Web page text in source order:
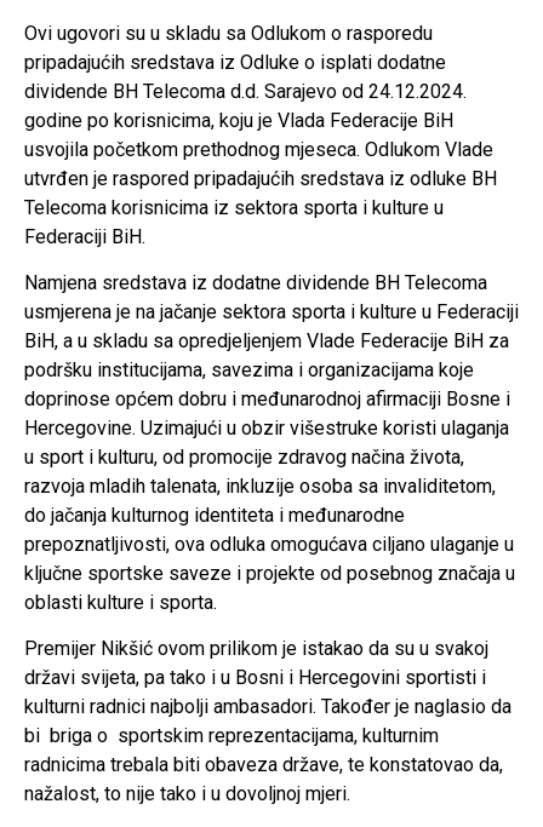
Ovi ugovori su u skladu sa Odlukom o rasporedu
pripadajućih sredstava iz Odluke o isplati dodatne
dividende BH Telecoma d.d. Sarajevo od 24.12.2024.
godine po korisnicima, koju je Vlada Federacije BiH
usvojila početkom prethodnog mjeseca. Odlukom Vlade
utvrđen je raspored pripadajućih sredstava iz odluke BH
Telecoma korisnicima iz sektora sporta i kulture u
Federaciji BiH.
Namjena sredstava iz dodatne dividende BH Telecoma
usmjerena je na jačanje sektora sporta i kulture u Federaciji
BiH, a u skladu sa opredjeljenjem Vlade Federacije BiH za
podršku institucijama, savezima i organizacijama koje
doprinose općem dobru i međunarodnoj afirmaciji Bosne i
Hercegovine. Uzimajući u obzir višestruke koristi ulaganja
u sport i kulturu, od promocije zdravog načina života,
razvoja mladih talenata, inkluzije osoba sa invaliditetom,
do jačanja kulturnog identiteta i međunarodne
prepoznatljivosti, ova odluka omogućava ciljano ulaganje u
ključne sportske saveze i projekte od posebnog značaja u
oblasti kulture i sporta.
Premijer Nikšić ovom prilikom je istakao da su u svakoj
državi svijeta, pa tako i u Bosni i Hercegovini sportisti i
kulturni radnici najbolji ambasadori. Također je naglasio da
bi briga o sportskim reprezentacijama, kulturnim
radnicima trebala biti obaveza države, te konstatovao da,
nažalost, to nije tako i u dovoljnoj mjeri.